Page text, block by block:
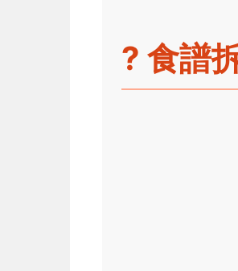
? 食譜